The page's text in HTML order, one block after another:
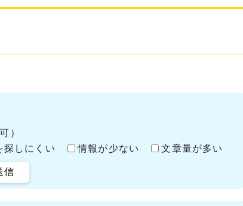
）
探しにくい 情報が少ない 文章量が多い
信